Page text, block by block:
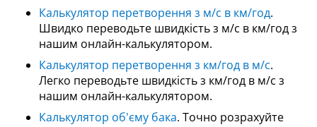
Калькулятор перетворення з м/с в км/год.
Швидко переводьте швидкість з м/с в км/год з
нашим онлайн-калькулятором.
Калькулятор перетворення з км/год в м/с.
Легко переводьте швидкість з км/год в м/с з
нашим онлайн-калькулятором.
Калькулятор об'єму бака. Точно розрахуйте